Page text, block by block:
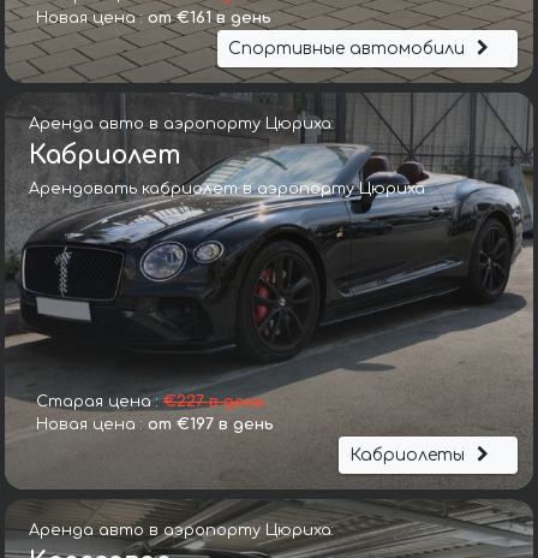
Новая цена : от €161 в день
Спортивные автомобили
Аренда авто в аэропорту Цюриха:
Кабриолет
Арендовать кабриолет в аэропорту Цюриха
Старая цена :€227 в день
Новая цена : от €197 в день
Кабриолеты
Аренда авто в аэропорту Цюриха: